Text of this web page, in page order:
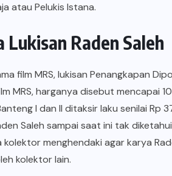
atau Pelukis Istana.
Lukisan Raden Saleh
film MRS, lukisan Penangkapan
MRS, harganya disebut mencapai
I dan II ditaksir laku senilai Rp
Saleh sampai saat ini tak
menghendaki agar karya
kolektor lain.